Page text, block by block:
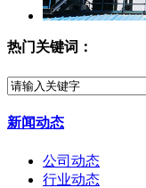
热门关键词：
新闻动态
公司动态
行业动态